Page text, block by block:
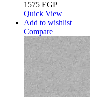
1575 EGP
Quick View
Add to wishlist
Compare